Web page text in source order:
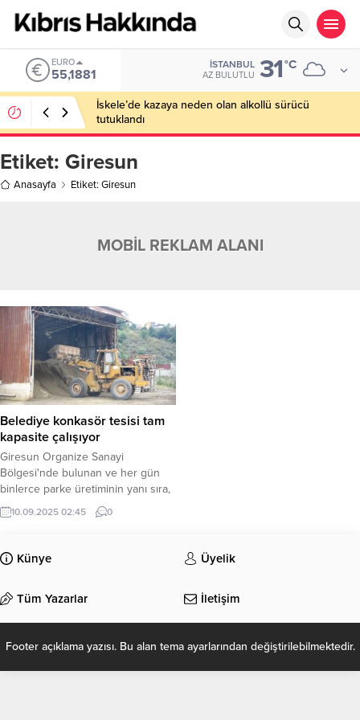
EURO
55,1881
İSTANBUL
AZ BULUTLU 31°C
İskele’de kazaya neden olan alkollü sürücü
tutuklandı
Etiket: Giresun
Anasayfa Etiket: Giresun
MOBİL REKLAM ALANI
Belediye konkasör tesisi tam
kapasite çalışıyor
Giresun Organize Sanayi
Bölgesi'nde bulunan ve her gün
binlerce parke üretiminin yanı sıra,
bordür ve yağmursuyu oluğu
imalatı yapılıyor.
10.09.2025 02:45 0
Künye Üyelik
Tüm Yazarlar İletişim
Footer açıklama yazısı. Bu alan tema ayarlarından değiştirilebilmektedir.